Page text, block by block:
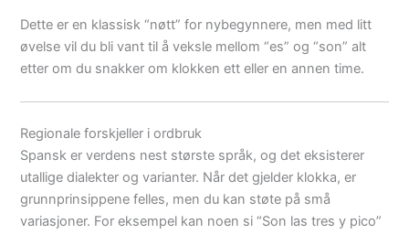
Dette er en klassisk “nøtt” for nybegynnere, men med litt
øvelse vil du bli vant til å veksle mellom “es” og “son” alt
etter om du snakker om klokken ett eller en annen time.
Regionale forskjeller i ordbruk
Spansk er verdens nest største språk, og det eksisterer
utallige dialekter og varianter. Når det gjelder klokka, er
grunnprinsippene felles, men du kan støte på små
variasjoner. For eksempel kan noen si “Son las tres y pico”